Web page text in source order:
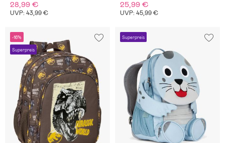
28,99 €
UVP: 43,99 €
25,99 €
UVP: 45,99 €
-16%
Superpreis
Superpreis